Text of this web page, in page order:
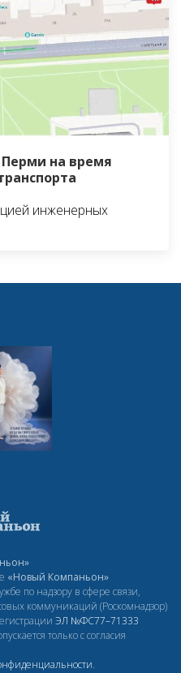
на время
инженерных
«Новый Компаньон»
по надзору в сфере связи,
коммуникаций (Роскомнадзор)
ЭЛ №ФС77–71333
только с согласия
.